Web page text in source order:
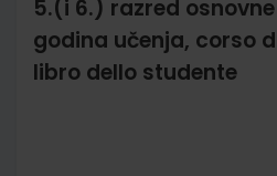
5.(i 6.) razred
godina učenja, corso
libro dello studente